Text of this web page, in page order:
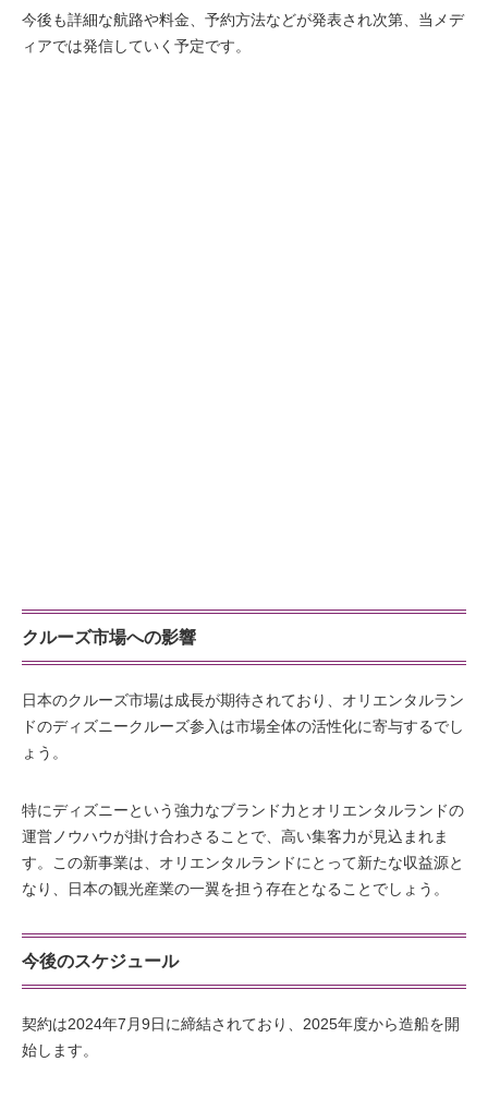
今後も詳細な航路や料金、予約方法などが発表され次第、当メデ
ィアでは発信していく予定です。
クルーズ市場への影響
日本のクルーズ市場は成長が期待されており、オリエンタルラン
ドのディズニークルーズ参入は市場全体の活性化に寄与するでし
ょう。
特にディズニーという強力なブランド力とオリエンタルランドの
運営ノウハウが掛け合わさることで、高い集客力が見込まれま
す。この新事業は、オリエンタルランドにとって新たな収益源と
なり、日本の観光産業の一翼を担う存在となることでしょう。
今後のスケジュール
契約は2024年7月9日に締結されており、2025年度から造船を開
始します。